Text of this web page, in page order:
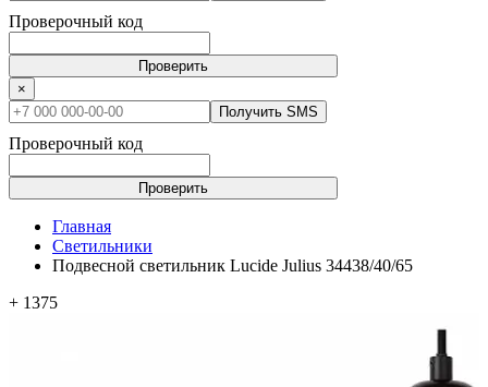
Проверочный код
Проверить
×
Получить SMS
Проверочный код
Проверить
Главная
Светильники
Подвесной светильник Lucide Julius 34438/40/65
+ 1375